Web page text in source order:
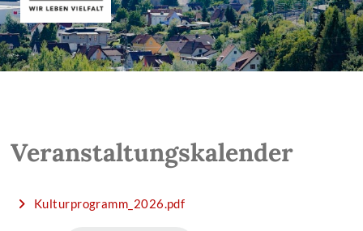
Veranstaltungskalender
Kulturprogramm_2026.pdf